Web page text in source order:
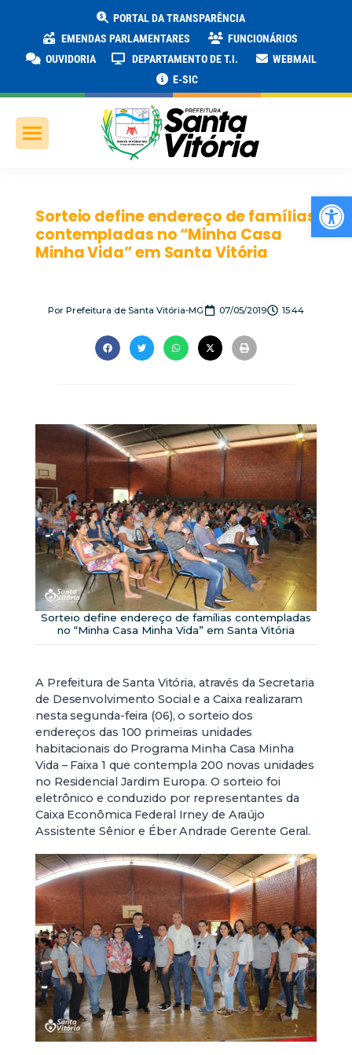
PORTAL DA TRANSPARÊNCIA
EMENDAS PARLAMENTARES
FUNCIONÁRIOS
OUVIDORIA
DEPARTAMENTO DE T.I.
WEBMAIL
E-SIC
Sorteio define endereço de famílias
contempladas no “Minha Casa
Minha Vida” em Santa Vitória
Por Prefeitura de Santa Vitória-MG 07/05/2019 15:44
Sorteio define endereço de famílias contempladas
no “Minha Casa Minha Vida” em Santa Vitória
A Prefeitura de Santa Vitória, através da Secretaria
de Desenvolvimento Social e a Caixa realizaram
nesta segunda-feira (06), o sorteio dos
endereços das 100 primeiras unidades
habitacionais do Programa Minha Casa Minha
Vida – Faixa 1 que contempla 200 novas unidades
no Residencial Jardim Europa. O sorteio foi
eletrônico e conduzido por representantes da
Caixa Econômica Federal Irney de Araújo
Assistente Sênior e Éber Andrade Gerente Geral.